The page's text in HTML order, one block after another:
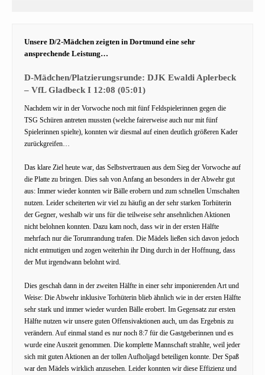
Unsere D/2-Mädchen zeigten in Dortmund eine sehr
ansprechende Leistung…
D-Mädchen/Platzierungsrunde: DJK Ewaldi Aplerbeck
– VfL Gladbeck I 12:08 (05:01)
Nachdem wir in der Vorwoche noch mit fünf Feldspielerinnen gegen die
TSG Schüren antreten mussten (welche fairerweise auch nur mit fünf
Spielerinnen spielte), konnten wir diesmal auf einen deutlich größeren Kader
zurückgreifen…
Das klare Ziel heute war, das Selbstvertrauen aus dem Sieg der Vorwoche auf
die Platte zu bringen. Dies sah von Anfang an besonders in der Abwehr gut
aus: Immer wieder konnten wir Bälle erobern und zum schnellen Umschalten
nutzen. Leider scheiterten wir viel zu häufig an der sehr starken Torhüterin
der Gegner, weshalb wir uns für die teilweise sehr ansehnlichen Aktionen
nicht belohnen konnten. Dazu kam noch, dass wir in der ersten Hälfte
mehrfach nur die Torumrandung trafen. Die Mädels ließen sich davon jedoch
nicht entmutigen und zogen weiterhin ihr Ding durch in der Hoffnung, dass
der Mut irgendwann belohnt wird.
Dies geschah dann in der zweiten Hälfte in einer sehr imponierenden Art und
Weise: Die Abwehr inklusive Torhüterin blieb ähnlich wie in der ersten Hälfte
sehr stark und immer wieder wurden Bälle erobert. Im Gegensatz zur ersten
Hälfte nutzen wir unsere guten Offensivaktionen auch, um das Ergebnis zu
verändern. Auf einmal stand es nur noch 8:7 für die Gastgeberinnen und es
wurde eine Auszeit genommen. Die komplette Mannschaft strahlte, weil jeder
sich mit guten Aktionen an der tollen Aufholjagd beteiligen konnte. Der Spaß
war den Mädels wirklich anzusehen. Leider konnten wir diese Effizienz und